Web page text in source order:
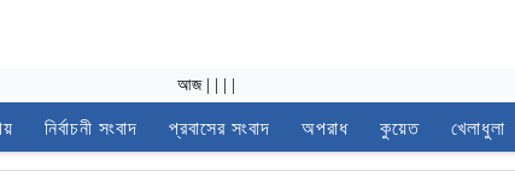
আজ
নির্বাচনী সংবাদ প্রবাসের সংবাদ অপরাধ কুয়েত খেলাধুলা